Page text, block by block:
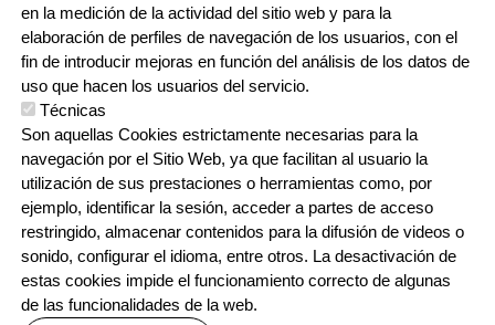
Orri-oina
Contacto Testu-legalak
Cookien politika Pribatutasun politika
en la medición de la actividad del sitio web y para la
elaboración de perfiles de navegación de los usuarios, con el
fin de introducir mejoras en función del análisis de los datos de
uso que hacen los usuarios del servicio.
Técnicas
Son aquellas Cookies estrictamente necesarias para la
navegación por el Sitio Web, ya que facilitan al usuario la
utilización de sus prestaciones o herramientas como, por
ejemplo, identificar la sesión, acceder a partes de acceso
restringido, almacenar contenidos para la difusión de videos o
sonido, configurar el idioma, entre otros. La desactivación de
estas cookies impide el funcionamiento correcto de algunas
de las funcionalidades de la web.